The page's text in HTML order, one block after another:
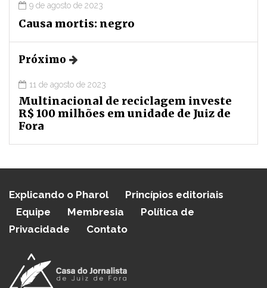
9 de agosto de 2023
Causa mortis: negro
Próximo
11 de agosto de 2023
Multinacional de reciclagem investe
R$ 100 milhões em unidade de Juiz de
Fora
Explicando o Pharol
Princípios editoriais
Equipe
Membresia
Política de
Privacidade
Contato